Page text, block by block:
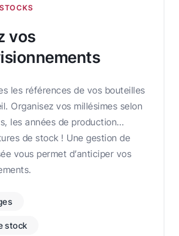
vos
les références de vos bouteilles
Organisez vos millésimes selon
les années de production…
de stock ! Une gestion de
vous permet d’anticiper vos
stock